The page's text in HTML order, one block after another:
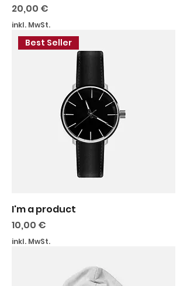
Preis
20,00 €
inkl. MwSt.
Best Seller
I'm a product
Preis
10,00 €
inkl. MwSt.